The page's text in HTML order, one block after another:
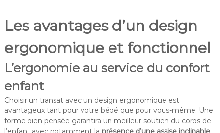
Les avantages d’un design
ergonomique et fonctionnel
L’ergonomie au service du confort
enfant
Choisir un transat avec un design ergonomique est
avantageux tant pour votre bébé que pour vous-même. Une
forme bien pensée garantira un meilleur soutien du corps de
l’enfant avec notamment la présence d’une assise inclinable